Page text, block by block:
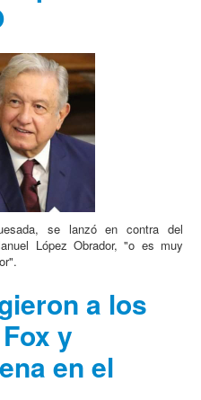
se lanzó en contra del
López Obrador, "o es muy
a los
y
en el